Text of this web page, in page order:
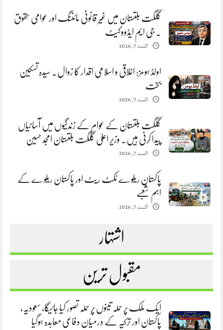
گلگت بلتستان میں غیر قانونی مائننگ اور عوامی حقوق
. جی ایم ایڈووکیٹ
اگست 7, 2026
اولڈ ہومز: اخلاقی و اسلامی اقدار کا زوال. سیدہ تسکین
بخت
اگست 7, 2026
گلگت بلتستان کے عوام کے زندگیوں میں آسانیاں
پیدا کرنی ہیں. وزیر اعلیٰ گلگت بلتستان امجد حسین
اگست 7, 2026
پاکستان ریلوے ٹکٹ ریٹ اور پاکستان ریلوے کے
اہم شعبے
اگست 7, 2026
اشتہار
مقبول ترین
ایک ملک پر حملہ تینوں پر حملہ تصور کیا جائیگا، سعودیہ،
پاکستان اور ترکیہ کے درمیان دفاعی معاہدہ ہوگیا